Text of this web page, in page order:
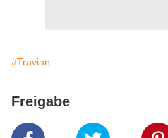
#Travian
Freigabe